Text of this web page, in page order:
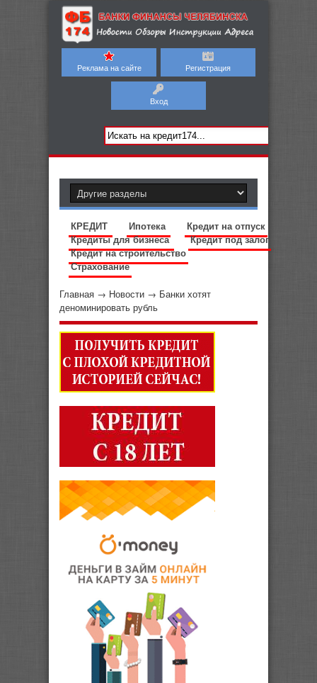
Реклама на сайте Регистрация
Вход
КРЕДИТ Ипотека
Кредит на отпуск
Кредиты для бизнеса
Кредит под залог
Кредит на строительство
Страхование
Главная → Новости → Банки хотят
деноминировать рубль